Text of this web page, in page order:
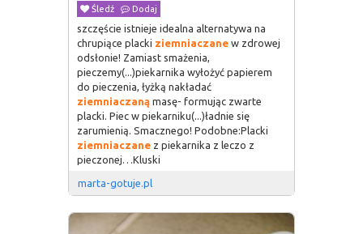
Śledź
Dodaj
szczęście istnieje idealna alternatywa na
chrupiące placki ziemniaczane w zdrowej
odsłonie! Zamiast smażenia,
pieczemy(...)piekarnika wyłożyć papierem
do pieczenia, łyżką nakładać
ziemniaczaną masę- formując zwarte
placki. Piec w piekarniku(...)ładnie się
zarumienią. Smacznego! Podobne:Placki
ziemniaczane z piekarnika z leczo z
pieczonej…Kluski
marta-gotuje.pl